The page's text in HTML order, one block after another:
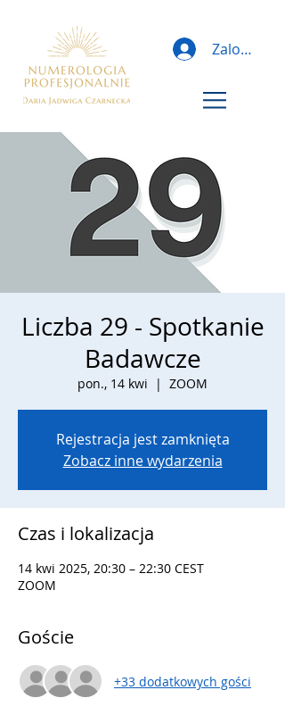
Zaloguj
Liczba 29 - Spotkanie
Badawcze
pon., 14 kwi
  |
ZOOM
Rejestracja jest zamknięta
Zobacz inne wydarzenia
Czas i lokalizacja
14 kwi 2025, 20:30 – 22:30 CEST
ZOOM
Goście
+33 dodatkowych gości